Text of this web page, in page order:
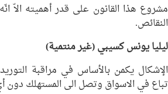
مشروع هذا القانون على قدر أهميته الاّ
النقائص.
ليليا يونس كسيبي(غير منتمية)
الإشكال يكمن بالأساس في مراقبة
تباع في الاسواق وتصل الى المستهلك دون